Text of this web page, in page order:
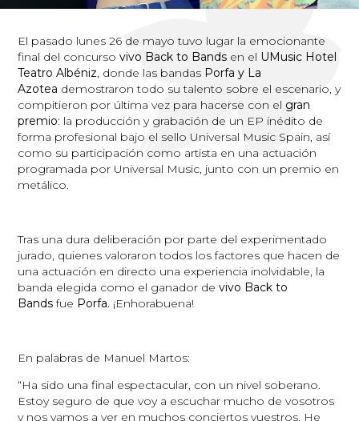
El pasado lunes 26 de mayo tuvo lugar la emocionante
final del concursovivo Back to Bands en el UMusic Hotel
Teatro Albéniz , donde las bandas Porfa y La
Azotea demostraron todo su talento sobre el escenario, y
compitieron por última vez para hacerse con el gran
premio: la producción y grabación de un EP inédito de
forma profesional bajo el sello Universal Music Spain, así
como su participación como artista en una actuación
programada por Universal Music, junto con un premio en
metálico.
Tras una dura deliberación por parte del experimentado
jurado, quienes valoraron todos los factores que hacen de
una actuación en directo una experiencia inolvidable, la
banda elegida como el ganador devivo Back to
Bandsfue Porfa. ¡Enhorabuena!
En palabras de Manuel Martos:
“Ha sido una final espectacular, con un nivel soberano.
Estoy seguro de que voy a escuchar mucho de vosotros
y nos vamos a ver en muchos conciertos vuestros. He